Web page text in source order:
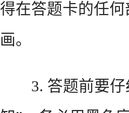
得在答题卡的任
画。
3. 答题前要仔